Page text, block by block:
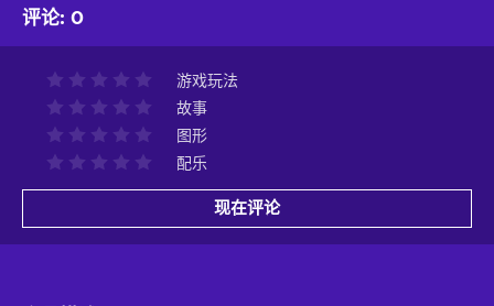
评论: 0
游戏玩法
故事
图形
配乐
现在评论